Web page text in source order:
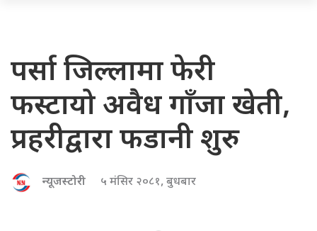
पर्सा जिल्लामा फेरी
फस्टायो अवैध गाँजा खेती,
प्रहरीद्वारा फडानी शुरु
न्यूजस्टोरी ५ मंसिर २०८१, बुधबार